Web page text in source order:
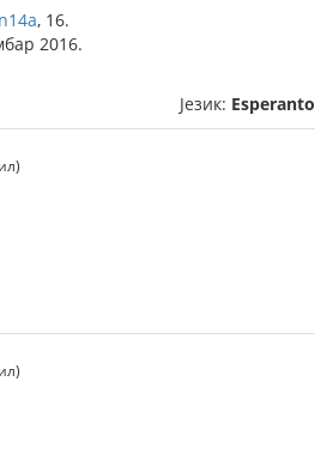
, 16.
2016.
Језик: Esperanto